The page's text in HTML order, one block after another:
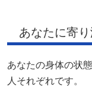
あなたに寄
あなたの身体の状
人それぞれです。